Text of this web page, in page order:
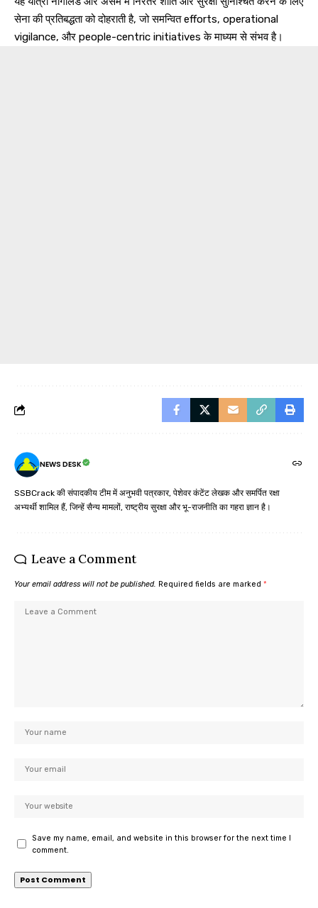
सेना की प्रतिबद्धता को दोहराती है, जो समन्वित efforts, operational
vigilance, और people-centric initiatives के माध्यम से संभव है।
NEWS DESK
SSBCrack की संपादकीय टीम में अनुभवी पत्रकार, पेशेवर कंटेंट लेखक और समर्पित रक्षा
अभ्यर्थी शामिल हैं, जिन्हें सैन्य मामलों, राष्ट्रीय सुरक्षा और भू-राजनीति का गहरा ज्ञान है।
Leave a Comment
Your email address will not be published. Required fields are marked *
Save my name, email, and website in this browser for the next time I
comment.